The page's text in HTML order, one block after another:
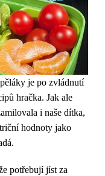
je po zvládnutí
hračka. Jak ale
i naše dítka,
hodnoty jako
potřebují jíst za